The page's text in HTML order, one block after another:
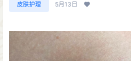
皮肤护理 5月13日